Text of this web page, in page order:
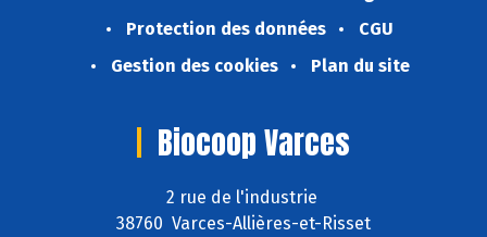
Protection des données
CGU
Gestion des cookies
Plan du site
Biocoop Varces
2 rue de l'industrie
38760 Varces-Allières-et-Risset